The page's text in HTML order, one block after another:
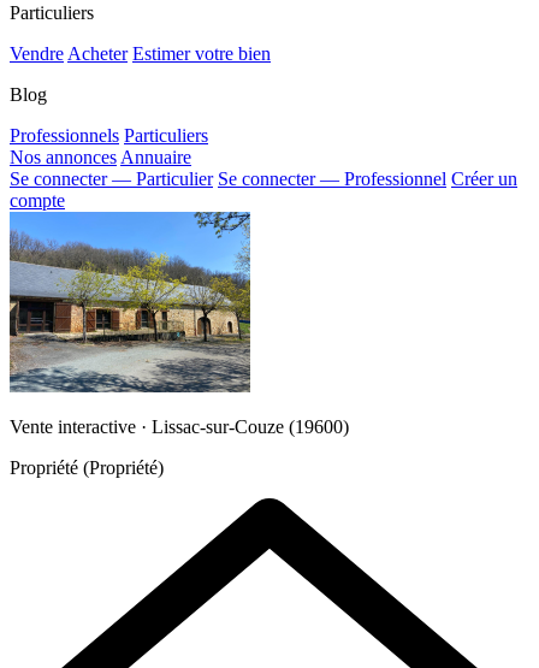
Particuliers
Vendre Acheter Estimer votre bien
Blog
Professionnels Particuliers
Nos annonces Annuaire
Se connecter — Particulier Se connecter — Professionnel Créer un
compte
Vente interactive · Lissac-sur-Couze (19600)
Propriété (Propriété)